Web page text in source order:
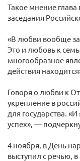
Такое мнение глава
заседания
«В любви вообще
Это и любовь к
многообразное
действия
Говоря о любви к
укрепление в
для государства.
успех», —
4 ноября, в День
выступил с речью,